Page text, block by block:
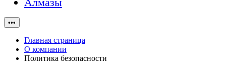
•••
Главная страница
О компании
Политика безопасности